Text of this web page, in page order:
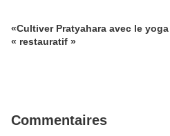
«Cultiver Pratyahara avec le yoga
« restauratif »
Commentaires